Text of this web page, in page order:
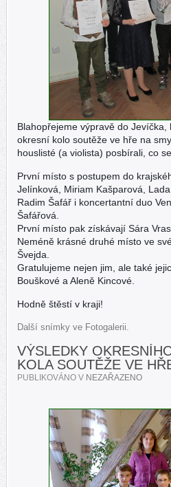
Blahopřejeme výpravě do
okresní kolo soutěže ve hře na
houslisté (a violista) posbírali, co
První místo s postupem do
Jelínková, Miriam Kašparová,
Radim Šafář i koncertantní duo
Šafářová.
První místo pak získávají Sára
Neméně krásné druhé místo ve
Švejda.
Gratulujeme nejen jim, ale také
Bouškové a Aleně Kincové.
Hodně štěstí v kraji!
Další snímky ve Fotogalerii.
VÝSLEDKY
KOLA SOUTĚŽE VE
PUBLIKOVÁNO V NEZAŘAZENO